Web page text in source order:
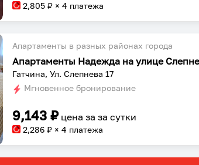
2,805 ₽ × 4 платежа
Апартаменты в разных районах города
Апартаменты Надежда на улице
Гатчина, Ул. Слепнева 17
Мгновенное бронирование
9,143 ₽ цена заза сутки
2,286 ₽ × 4 платежа